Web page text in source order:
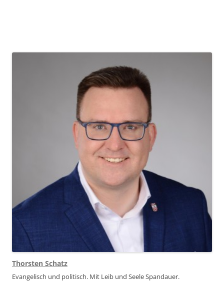
Thorsten Schatz
Evangelisch und politisch. Mit Leib und Seele Spandauer.